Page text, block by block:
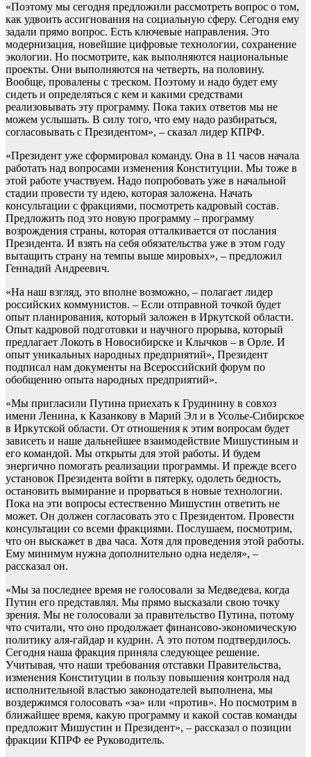
«Поэтому мы сегодня предложили рассмотреть вопрос о том,
как удвоить ассигнования на социальную сферу. Сегодня ему
задали прямо вопрос. Есть ключевые направления. Это
модернизация, новейшие цифровые технологии, сохранение
экологии. Но посмотрите, как выполняются национальные
проекты. Они выполняются на четверть, на половину.
Вообще, провалены с треском. Поэтому и надо будет ему
сидеть и определяться с кем и какими средствами
реализовывать эту программу. Пока таких ответов мы не
можем услышать. В силу того, что ему надо разбираться,
согласовывать с Президентом», – сказал лидер КПРФ.
«Президент уже сформировал команду. Она в 11 часов начала
работать над вопросами изменения Конституции. Мы тоже в
этой работе участвуем. Надо попробовать уже в начальной
стадии провести ту идею, которая заложена. Начать
консультации с фракциями, посмотреть кадровый состав.
Предложить под это новую программу – программу
возрождения страны, которая отталкивается от послания
Президента. И взять на себя обязательства уже в этом году
вытащить страну на темпы выше мировых», – предложил
Геннадий Андреевич.
«На наш взгляд, это вполне возможно, – полагает лидер
российских коммунистов. – Если отправной точкой будет
опыт планирования, который заложен в Иркутской области.
Опыт кадровой подготовки и научного прорыва, который
предлагает Локоть в Новосибирске и Клычков – в Орле. И
опыт уникальных народных предприятий», Президент
подписал нам документы на Всероссийский форум по
обобщению опыта народных предприятий».
«Мы пригласили Путина приехать к Грудинину в совхоз
имени Ленина, к Казанкову в Марий Эл и в Усолье-Сибирское
в Иркутской области. От отношения к этим вопросам будет
зависеть и наше дальнейшее взаимодействие Мишустиным и
его командой. Мы открыты для этой работы. И будем
энергично помогать реализации программы. И прежде всего
установок Президента войти в пятерку, одолеть бедность,
остановить вымирание и прорваться в новые технологии.
Пока на эти вопросы естественно Мишустин ответить не
может. Он должен согласовать это с Президентом. Провести
консультации со всеми фракциями. Послушаем, посмотрим,
что он выскажет в два часа. Хотя для проведения этой работы.
Ему минимум нужна дополнительно одна неделя», –
рассказал он.
«Мы за последнее время не голосовали за Медведева, когда
Путин его представлял. Мы прямо высказали свою точку
зрения. Мы не голосовали за правительство Путина, потому
что считали, что оно продолжает финансово-экономическую
политику аля-гайдар и кудрин. А это потом подтвердилось.
Сегодня наша фракция приняла следующее решение.
Учитывая, что наши требования отставки Правительства,
изменения Конституции в пользу повышения контроля над
исполнительной властью законодателей выполнена, мы
воздержимся голосовать «за» или «против». Но посмотрим в
ближайшее время, какую программу и какой состав команды
предложит Мишустин и Президент», – рассказал о позиции
фракции КПРФ ее Руководитель.